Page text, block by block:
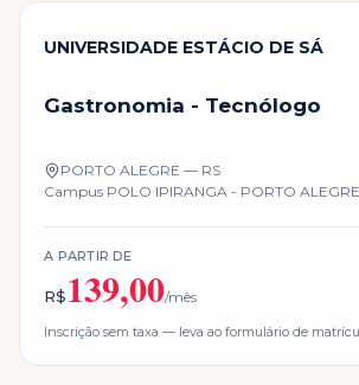
UNIVERSIDADE ESTÁCIO DE SÁ
Gastronomia - Tecnólogo
PORTO ALEGRE — RS
Campus POLO IPIRANGA - PORTO
A PARTIR DE
R$139,00/mês
Inscrição sem taxa — leva ao formulário de